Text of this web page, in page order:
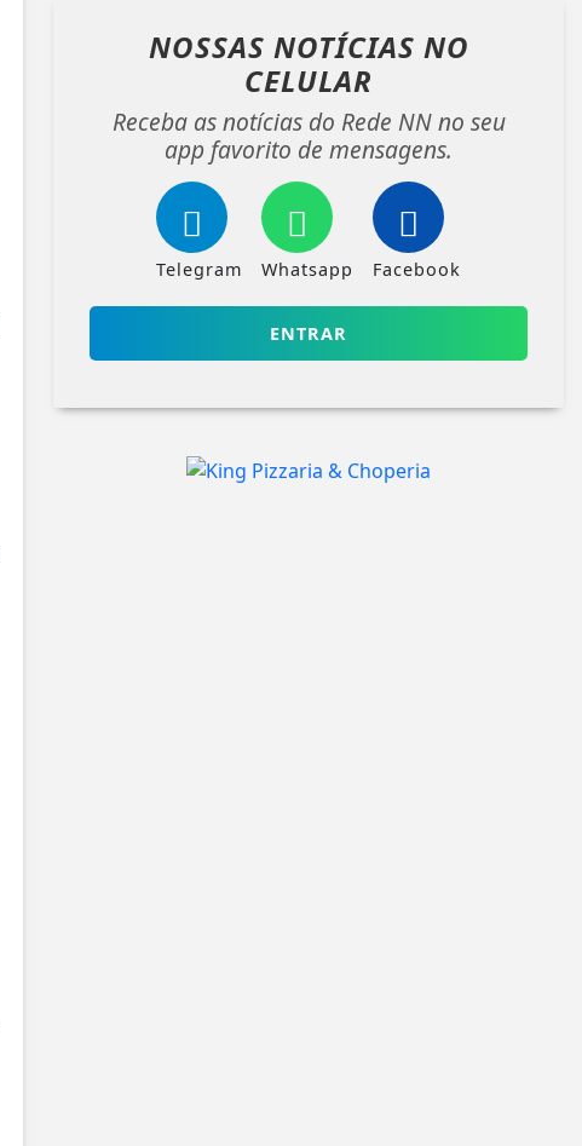
NOSSAS NOTÍCIAS NO
CELULAR
Receba as notícias do Rede NN no seu
app favorito de mensagens.
Telegram Whatsapp Facebook
ENTRAR